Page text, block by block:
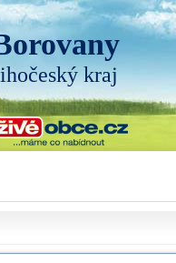
kraj